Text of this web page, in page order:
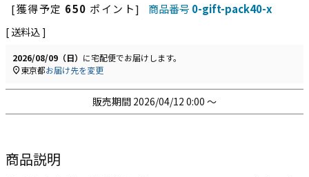
[獲得予定 650 ポイント] 商品番号 0-gift-pack40-x
送料込
2026/08/09（日） に宅配便でお届けします。
東京都お届け先を変更
販売期間 2026/04/12 0:00 〜
商品説明